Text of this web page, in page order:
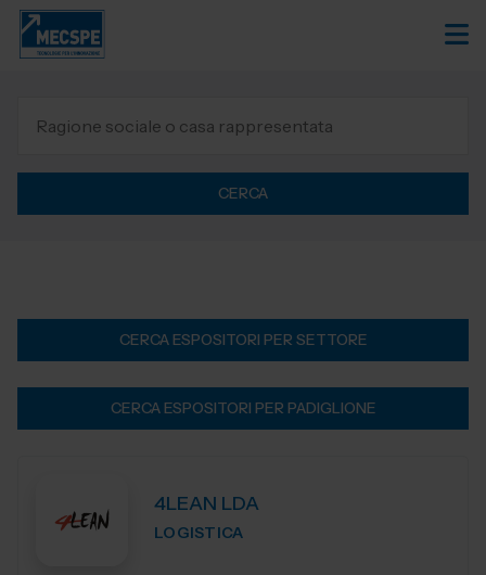
CERCA
CERCA ESPOSITORI PER SETTORE
CERCA ESPOSITORI PER PADIGLIONE
4LEAN LDA
LOGISTICA